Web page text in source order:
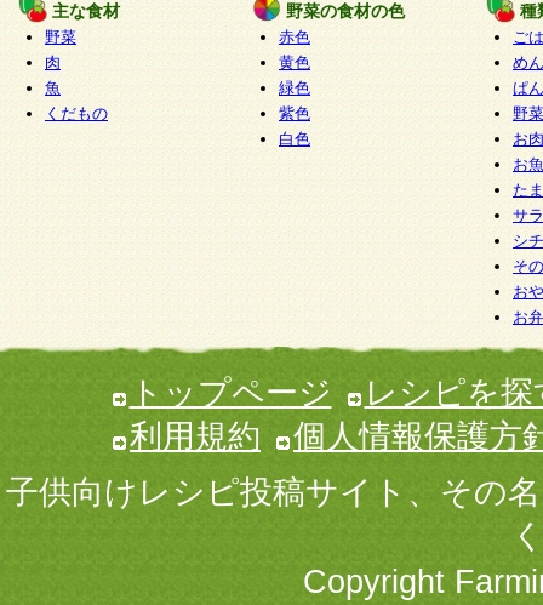
主な食材
野菜
肉
魚
くだもの
野菜の食材の色
赤色
黄色
緑色
紫色
白色
種
ご
めん
ぱん
野
お
お
た
サ
シ
そ
お
お
トップページ
レシピを探
利用規約
個人情報保護方
子供向けレシピ投稿サイト、その
Copyright